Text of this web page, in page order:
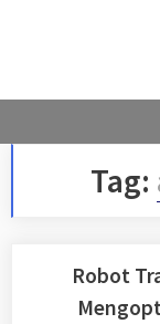
Tag:
Robot